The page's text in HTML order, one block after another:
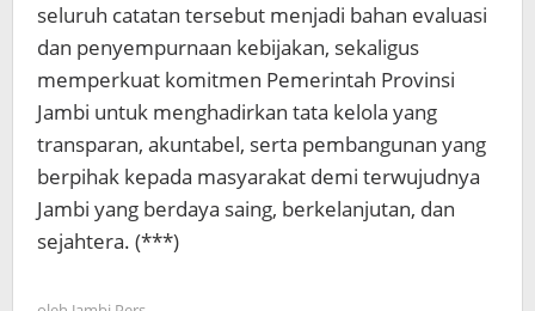
seluruh catatan tersebut menjadi bahan evaluasi
dan penyempurnaan kebijakan, sekaligus
memperkuat komitmen Pemerintah Provinsi
Jambi untuk menghadirkan tata kelola yang
transparan, akuntabel, serta pembangunan yang
berpihak kepada masyarakat demi terwujudnya
Jambi yang berdaya saing, berkelanjutan, dan
sejahtera. (***)